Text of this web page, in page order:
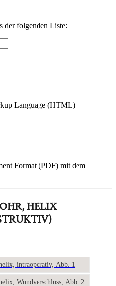
der folgenden Liste:
Language (HTML)
Format (PDF) mit dem
HELIX
intraoperativ, Abb. 1
Wundverschluss, Abb. 2